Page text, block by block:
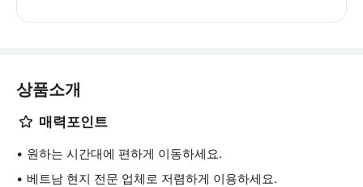
상품소개
매력포인트
원하는 시간대에 편하게 이동하세요.
베트남 현지 전문 업체로 저렴하게 이용하세요.